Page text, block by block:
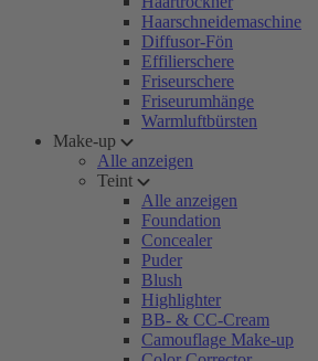
Haarschneidemaschine
Diffusor-Fön
Effilierschere
Friseurschere
Friseurumhänge
Warmluftbürsten
Make-up
Alle anzeigen
Teint
Alle anzeigen
Foundation
Concealer
Puder
Blush
Highlighter
BB- & CC-Cream
Camouflage Make-up